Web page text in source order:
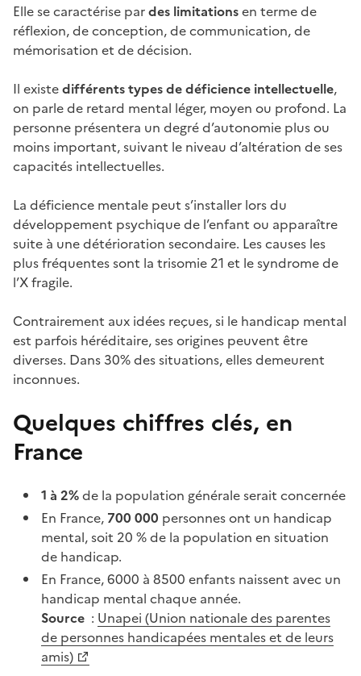
Elle se caractérise pardes limitationsen terme de
réflexion, de conception, de communication, de
mémorisation et de décision.
Il existedifférents types de déficience intellectuelle,
on parle de retard mental léger, moyen ou profond. La
personne présentera un degré d’autonomie plus ou
moins important, suivant le niveau d’altération de ses
capacités intellectuelles.
La déficience mentale peut s’installer lors du
développement psychique de l’enfant ou apparaître
suite à une détérioration secondaire. Les causes les
plus fréquentes sont la trisomie 21 et le syndrome de
l’X fragile.
Contrairement aux idées reçues, si le handicap mental
est parfois héréditaire, ses origines peuvent être
diverses. Dans 30% des situations, elles demeurent
inconnues.
Quelques chiffres clés, en
France
1 à 2%de la population générale serait concernée
En France, 700 000 personnes ont un handicap
mental, soit 20 % de la population en situation
de handicap.
En France, 6000 à 8500 enfants naissent avec un
handicap mental chaque année.
Source : Unapei (Union nationale des parentes
de personnes handicapées mentales et de leurs
amis)